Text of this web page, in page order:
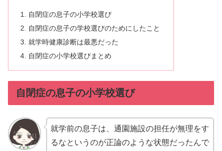
自閉症の息子の小学校選び
自閉症の息子の学校選びのためにしたこと
就学時健康診断は最悪だった
自閉症の小学校選びまとめ
自閉症の息子の小学校選び
就学前の息子は、通園施設の担任が無理をす
るなというのが正論のような状態だったんで